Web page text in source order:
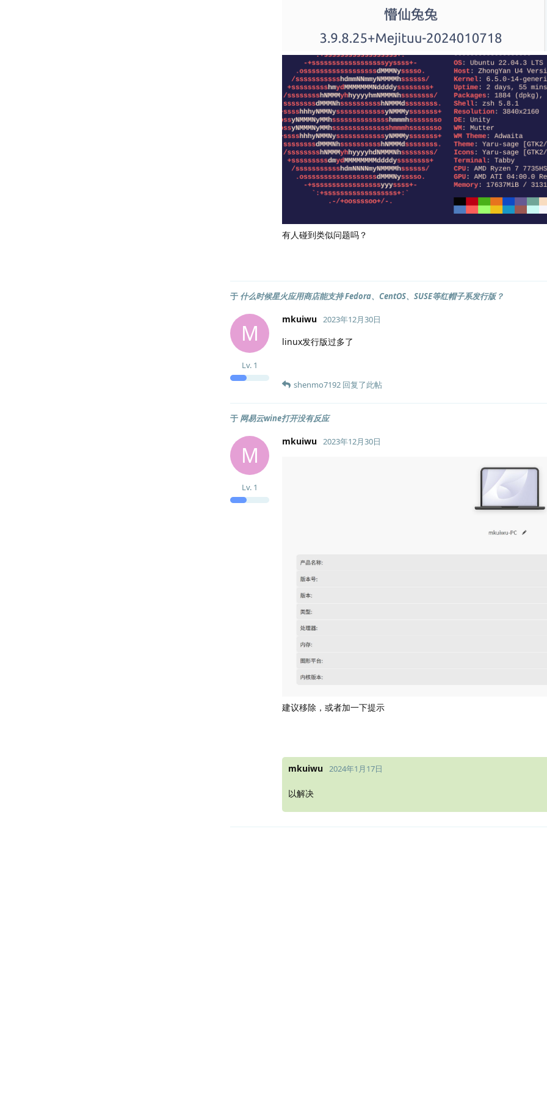
有人碰到类似问题吗？
于 什么时候星火应用商店能支持 Fedora、CentOS、SUSE等红帽子系发行版？
M
mkuiwu
Lv. 1
2023年12月30日
linux发行版过多了
shenmo7192 回复了此帖
于 网易云wine打开没有反应
M
mkuiwu
Lv. 1
2023年12月30日
建议移除，或者加一下提示
mkuiwu 2024年1月17日
以解决